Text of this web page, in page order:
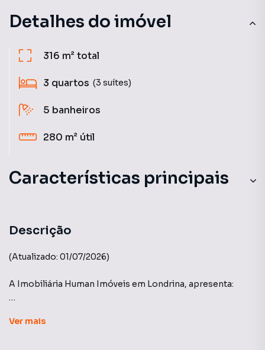
Detalhes do imóvel
316 m²total
3 quartos (3 suítes)
5 banheiros
280 m² útil
Características principais
Ar-Condicionado
Piscina
Portaria 24h
Descrição
(Atualizado: 01/07/2026)
A Imobiliária Human Imóveis em Londrina, apresenta:
Holzmann
Ver mais